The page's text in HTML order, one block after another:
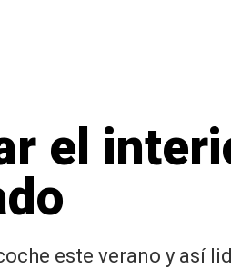
el
este verano y así